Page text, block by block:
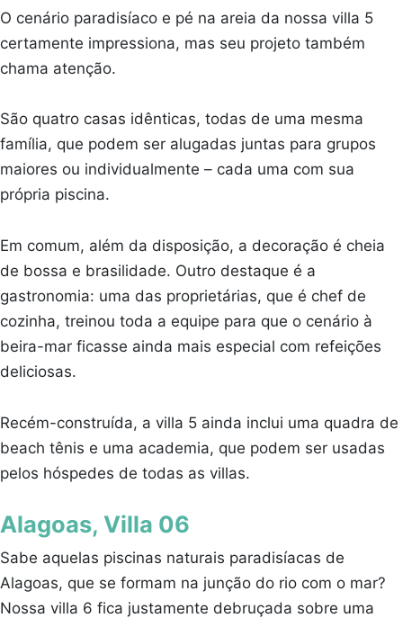
O cenário paradisíaco e pé na areia da nossa villa 5
certamente impressiona, mas seu projeto também
chama atenção.
São quatro casas idênticas, todas de uma mesma
família, que podem ser alugadas juntas para grupos
maiores ou individualmente – cada uma com sua
própria piscina.
Em comum, além da disposição, a decoração é cheia
de bossa e brasilidade. Outro destaque é a
gastronomia: uma das proprietárias, que é chef de
cozinha, treinou toda a equipe para que o cenário à
beira-mar ficasse ainda mais especial com refeições
deliciosas.
Recém-construída, a villa 5 ainda inclui uma quadra de
beach tênis e uma academia, que podem ser usadas
pelos hóspedes de todas as villas.
Alagoas, Villa 06
Sabe aquelas piscinas naturais paradisíacas de
Alagoas, que se formam na junção do rio com o mar?
Nossa villa 6 fica justamente debruçada sobre uma